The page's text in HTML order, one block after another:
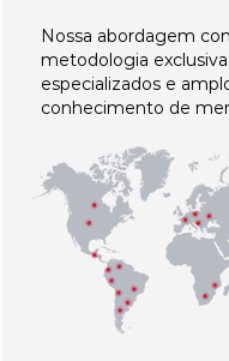
Nossa abordagem
metodologia
especializados e
conhecimento de